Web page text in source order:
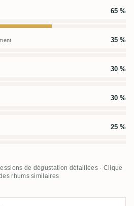
65 %
35 %
30 %
30 %
25 %
de dégustation détaillées · Clique
rhums similaires